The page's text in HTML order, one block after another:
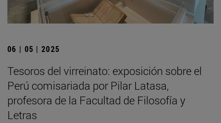
06 | 05 | 2025
Tesoros del virreinato: exposición sobre el
Perú comisariada por Pilar Latasa,
profesora de la Facultad de Filosofía y
Letras